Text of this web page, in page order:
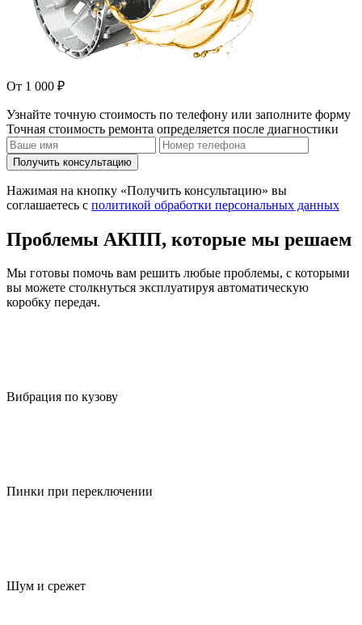
От 1 000 ₽
Узнайте точную стоимость по телефону или заполните форму
Точная стоимость ремонта определяется после диагностики
Получить консультацию
Нажимая на кнопку «Получить консультацию» вы
соглашаетесь с политикой обработки персональных данных
Проблемы АКПП, которые мы решаем
Мы готовы помочь вам решить любые проблемы, с которыми
вы можете столкнуться эксплуатируя автоматическую
коробку передач.
Вибрация по кузову
Пинки при переключении
Шум и срежет